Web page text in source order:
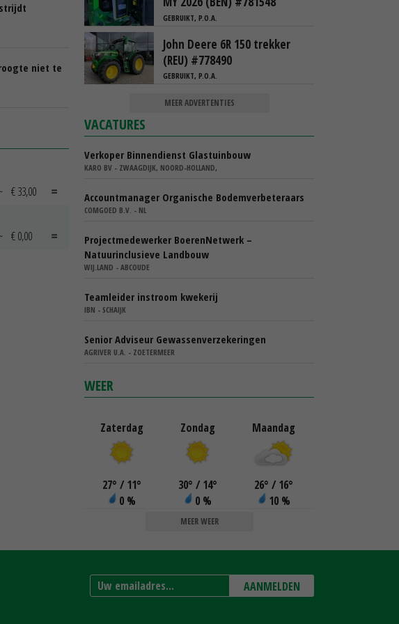
niet te
€ 33,00
€ 0,00
GEBRUIKT, P.O.A.
John Deere 6R 150 trekker
(REU) #778490
GEBRUIKT, P.O.A.
MEER ADVERTENTIES
VACATURES
Verkoper Binnendienst Glastuinbouw
KARO BV - ZWAAGDIJK, NOORD-HOLLAND,
Accountmanager Organische Bodemverbeteraars
COMGOED B.V. - NL
Projectmedewerker BoerenNetwerk –
Natuurinclusieve Landbouw
WIJ.LAND - ABCOUDE
Teamleider instroom kwekerij
IBN - SCHAIJK
Senior Adviseur Gewassenverzekeringen
AGRIVER U.A. - ZOETERMEER
WEER
Zaterdag
27° / 11°
0 %
Zondag
30° / 14°
0 %
Maandag
26° / 16°
10 %
MEER WEER
AANMELDEN